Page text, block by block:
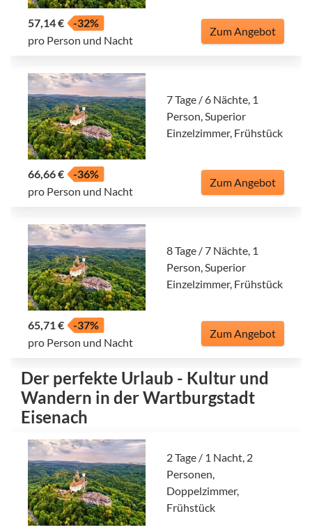
57,14 €
-32%
pro Person und Nacht
Zum Angebot
7 Tage / 6 Nächte, 1
Person, Superior
Einzelzimmer, Frühstück
66,66 €
-36%
pro Person und Nacht
Zum Angebot
8 Tage / 7 Nächte, 1
Person, Superior
Einzelzimmer, Frühstück
65,71 €
-37%
pro Person und Nacht
Zum Angebot
Der perfekte Urlaub - Kultur und
Wandern in der Wartburgstadt
Eisenach
2 Tage / 1 Nacht, 2
Personen,
Doppelzimmer,
Frühstück